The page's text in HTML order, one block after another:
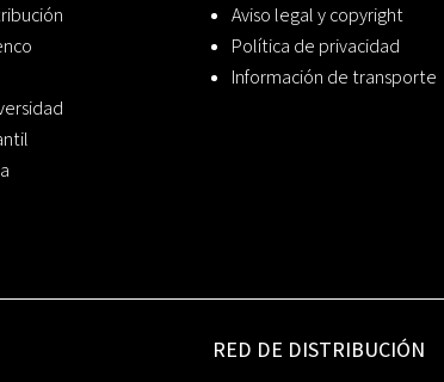
Aviso legal y copyright
Política de privacidad
Información de transporte
RED DE DISTRIBUCIÓN